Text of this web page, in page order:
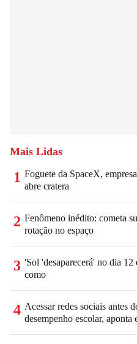
Mais Lidas
1 Foguete da SpaceX,
abre cratera
2 Fenômeno inédito: cometa
rotação no espaço
3 'Sol 'desaparecerá' no dia
como
4 Acessar redes sociais antes
desempenho escolar, aponta